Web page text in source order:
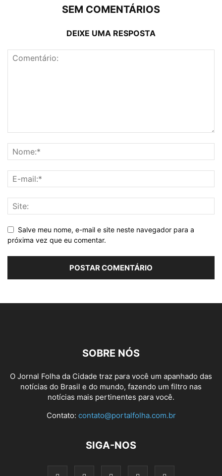
SEM COMENTÁRIOS
DEIXE UMA RESPOSTA
Salve meu nome, e-mail e site neste navegador para a
próxima vez que eu comentar.
SOBRE NÓS
O Jornal Folha da Cidade traz para você um apanhado das
notícias do Brasil e do mundo, fazendo um filtro nas
notícias mais pertinentes para você.
Contato: contato@portalfolha.com.br
SIGA-NOS